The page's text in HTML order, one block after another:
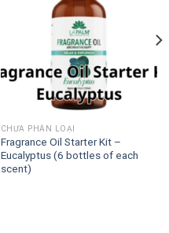
CHƯA PHÂN LOẠI
Fragrance Oil Starter Kit –
Eucalyptus (6 bottles of each
scent)